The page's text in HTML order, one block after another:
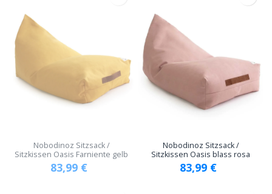
Nobodinoz Sitzsack /
Sitzkissen Oasis Farniente gelb
83,99 €
Nobodinoz Sitzsack /
Sitzkissen Oasis blass rosa
83,99 €